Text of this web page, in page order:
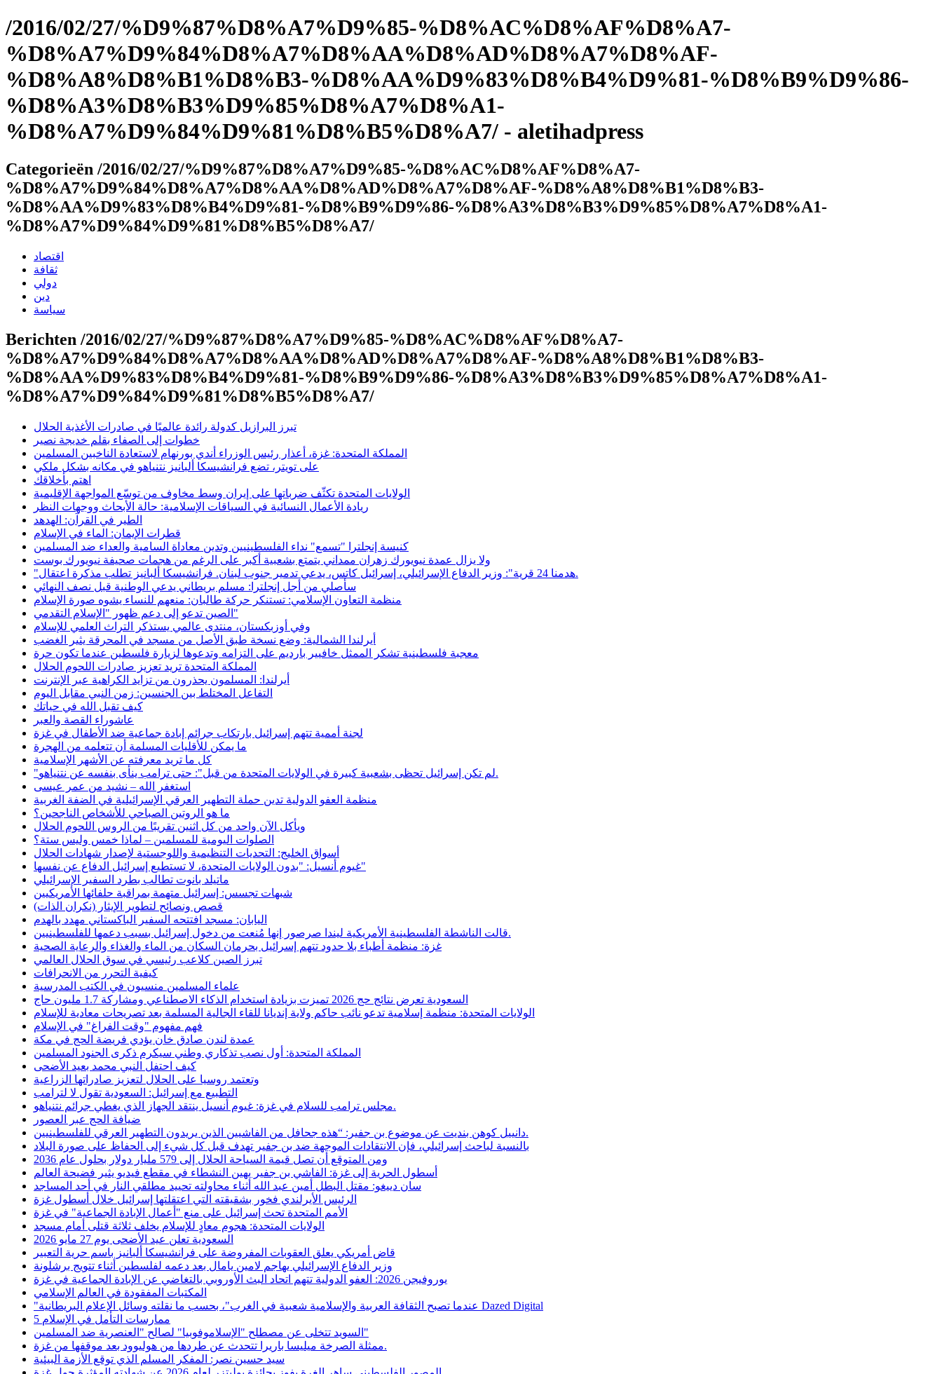
/2016/02/27/%D9%87%D8%A7%D9%85-%D8%AC%D8%AF%D8%A7-
%D8%A7%D9%84%D8%A7%D8%AA%D8%AD%D8%A7%D8%AF-
%D8%A8%D8%B1%D8%B3-%D8%AA%D9%83%D8%B4%D9%81-%D8%B9%D9%86-
%D8%A3%D8%B3%D9%85%D8%A7%D8%A1-
%D8%A7%D9%84%D9%81%D8%B5%D8%A7/ - aletihadpress
Categorieën /2016/02/27/%D9%87%D8%A7%D9%85-%D8%AC%D8%AF%D8%A7-
%D8%A7%D9%84%D8%A7%D8%AA%D8%AD%D8%A7%D8%AF-%D8%A8%D8%B1%D8%B3-
%D8%AA%D9%83%D8%B4%D9%81-%D8%B9%D9%86-%D8%A3%D8%B3%D9%85%D8%A7%D8%A1-
%D8%A7%D9%84%D9%81%D8%B5%D8%A7/
اقتصاد
ثقافة
دولي
دين
سياسة
Berichten /2016/02/27/%D9%87%D8%A7%D9%85-%D8%AC%D8%AF%D8%A7-
%D8%A7%D9%84%D8%A7%D8%AA%D8%AD%D8%A7%D8%AF-%D8%A8%D8%B1%D8%B3-
%D8%AA%D9%83%D8%B4%D9%81-%D8%B9%D9%86-%D8%A3%D8%B3%D9%85%D8%A7%D8%A1-
%D8%A7%D9%84%D9%81%D8%B5%D8%A7/
تبرز البرازيل كدولة رائدة عالميًا في صادرات الأغذية الحلال
خطوات إلى الصفاء بقلم خديجة نصير
المملكة المتحدة: غزة، أعذار رئيس الوزراء أندي بورنهام لاستعادة الناخبين المسلمين
على تويتر، تضع فرانشيسكا ألبانيز نتنياهو في مكانه بشكل ملكي
اهتم بأخلاقك
الولايات المتحدة تكثّف ضرباتها على إيران وسط مخاوف من توسّع المواجهة الإقليمية
ريادة الأعمال النسائية في السياقات الإسلامية: حالة الأبحاث ووجهات النظر
الطير في القرآن: الهدهد
قطرات الإيمان: الماء في الإسلام
كنيسة إنجلترا "تسمع" نداء الفلسطينيين وتدين معاداة السامية والعداء ضد المسلمين
ولا يزال عمدة نيويورك زهران ممداني يتمتع بشعبية أكبر على الرغم من هجمات صحيفة نيويورك بوست
"هدمنا 24 قرية": وزير الدفاع الإسرائيلي، إسرائيل كاتس، يدعي تدمير جنوب لبنان. فرانشيسكا ألبانيز تطلب مذكرة اعتقال.
سأصلي من أجل إنجلترا: مسلم بريطاني يدعي الوطنية قبل نصف النهائي
منظمة التعاون الإسلامي: تستنكر حركة طالبان: منعهم للنساء يشوه صورة الإسلام
الصين تدعو إلى دعم ظهور "الإسلام التقدمي"
وفي أوزبكستان، منتدى عالمي يستذكر التراث العلمي للإسلام
أيرلندا الشمالية: وضع نسخة طبق الأصل من مسجد في المحرقة يثير الغضب
معجبة فلسطينية تشكر الممثل خافيير بارديم على التزامه وتدعوها لزيارة فلسطين عندما تكون حرة
المملكة المتحدة تريد تعزيز صادرات اللحوم الحلال
أيرلندا: المسلمون يحذرون من تزايد الكراهية عبر الإنترنت
التفاعل المختلط بين الجنسين: زمن النبي مقابل اليوم
كيف تقبل الله في حياتك
عاشوراء القصة والعبر
لجنة أممية تتهم إسرائيل بارتكاب جرائم إبادة جماعية ضد الأطفال في غزة
ما يمكن للأقليات المسلمة أن تتعلمه من الهجرة
كل ما تريد معرفته عن الأشهر الإسلامية
"لم تكن إسرائيل تحظى بشعبية كبيرة في الولايات المتحدة من قبل": حتى ترامب ينأى بنفسه عن نتنياهو.
استغفر الله – نشيد من عمر عيسى
منظمة العفو الدولية تدين حملة التطهير العرقي الإسرائيلية في الضفة الغربية
ما هو الروتين الصباحي للأشخاص الناجحين؟
ويأكل الآن واحد من كل اثنين تقريبًا من الروس اللحوم الحلال
الصلوات اليومية للمسلمين – لماذا خمس وليس ستة؟
أسواق الخليج: التحديات التنظيمية واللوجستية لإصدار شهادات الحلال
غيوم أنسيل: "بدون الولايات المتحدة، لا تستطيع إسرائيل الدفاع عن نفسها"
ماتيلد بانوت تطالب بطرد السفير الإسرائيلي
شبهات تجسس: إسرائيل متهمة بمراقبة حلفائها الأمريكيين
قصص ونصائح لتطوير الإيثار (نكران الذات)
اليابان: مسجد افتتحه السفير الباكستاني مهدد بالهدم
قالت الناشطة الفلسطينية الأمريكية ليندا صرصور إنها مُنعت من دخول إسرائيل بسبب دعمها للفلسطينيين.
غزة: منظمة أطباء بلا حدود تتهم إسرائيل بحرمان السكان من الماء والغذاء والرعاية الصحية
تبرز الصين كلاعب رئيسي في سوق الحلال العالمي
كيفية التحرر من الانحرافات
علماء المسلمين منسيون في الكتب المدرسية
السعودية تعرض نتائج حج 2026 تميزت بزيادة استخدام الذكاء الاصطناعي ومشاركة 1.7 مليون حاج
الولايات المتحدة: منظمة إسلامية تدعو نائب حاكم ولاية إنديانا للقاء الجالية المسلمة بعد تصريحات معادية للإسلام
فهم مفهوم "وقت الفراغ" في الإسلام
عمدة لندن صادق خان يؤدي فريضة الحج في مكة
المملكة المتحدة: أول نصب تذكاري وطني سيكرم ذكرى الجنود المسلمين
كيف احتفل النبي محمد بعيد الأضحى
وتعتمد روسيا على الحلال لتعزيز صادراتها الزراعية
التطبيع مع إسرائيل: السعودية تقول لا لترامب
مجلس ترامب للسلام في غزة: غيوم أنسيل ينتقد الجهاز الذي يغطي جرائم نتنياهو.
ضيافة الحج عبر العصور
دانييل كوهن بنديت عن موضوع بن جفير: “هذه جحافل من الفاشيين الذين يريدون التطهير العرقي للفلسطينيين.
بالنسبة لباحث إسرائيلي، فإن الانتقادات الموجهة ضد بن جفير تهدف قبل كل شيء إلى الحفاظ على صورة البلاد
ومن المتوقع أن تصل قيمة السياحة الحلال إلى 579 مليار دولار بحلول عام 2036
أسطول الحرية إلى غزة: الفاشي بن جفير يهين النشطاء في مقطع فيديو يثير فضيحة العالم
سان دييغو: مقتل البطل أمين عبد الله أثناء محاولته تحييد مطلقي النار في أحد المساجد
الرئيس الأيرلندي فخور بشقيقته التي اعتقلتها إسرائيل خلال أسطول غزة
الأمم المتحدة تحث إسرائيل على منع "أعمال الإبادة الجماعية" في غزة
الولايات المتحدة: هجوم معادٍ للإسلام يخلف ثلاثة قتلى أمام مسجد
السعودية تعلن عيد الأضحى يوم 27 مايو 2026
قاض أمريكي يعلق العقوبات المفروضة على فرانشيسكا ألبانيز باسم حرية التعبير
وزير الدفاع الإسرائيلي يهاجم لامين يامال بعد دعمه لفلسطين أثناء تتويج برشلونة
يوروفيجن 2026: العفو الدولية تتهم اتحاد البث الأوروبي بالتغاضي عن الإبادة الجماعية في غزة
المكتبات المفقودة في العالم الإسلامي
"عندما تصبح الثقافة العربية والإسلامية شعبية في الغرب"، بحسب ما نقلته وسائل الإعلام البريطانية Dazed Digital
5 ممارسات التأمل في الإسلام
السويد تتخلى عن مصطلح "الإسلاموفوبيا" لصالح "العنصرية ضد المسلمين"
ممثلة الصرخة ميليسا باريرا تتحدث عن طردها من هوليوود بعد موقفها من غزة.
سيد حسين نصر: المفكر المسلم الذي توقع الأزمة البيئية